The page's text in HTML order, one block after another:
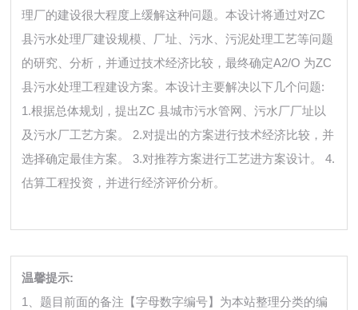
理厂的建设很大程度上缓解这种问题。本设计将通过对ZC
县污水处理厂建设规模、厂址、污水、污泥处理工艺等问题
的研究、分析，并通过技术经济比较，最终确定A2/O 为ZC
县污水处理工程建设方案。本设计主要解决以下几个问题:
1.根据总体规划，提出ZC 县城市污水管网、污水厂厂址以
及污水厂工艺方案。 2.对提出的方案进行技术经济比较，并
选择确定最佳方案。 3.对推荐方案进行工艺进方案设计。 4.
估算工程投资，并进行经济评价分析。
温馨提示:
1、题目前面的备注【字母数字编号】为本站整理分类的编